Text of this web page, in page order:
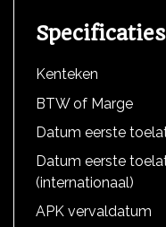
Specificaties
Kenteken
BTW of Marge
Datum eerste
Datum eerste
(internationaal)
APK vervaldatum